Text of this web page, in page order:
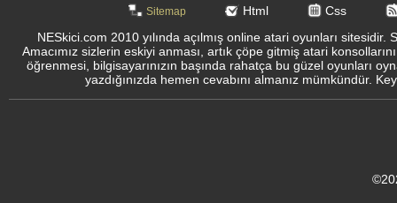
Sitemap Html
Css
NESkici.com 2010 yılında açılmış online atari oyunları
Amacımız sizlerin eskiyi anması, artık çöpe gitmiş atari
öğrenmesi, bilgisayarınızın başında rahatça bu güzel oyunları
yazdığınızda hemen cevabını almanız mümkündür.